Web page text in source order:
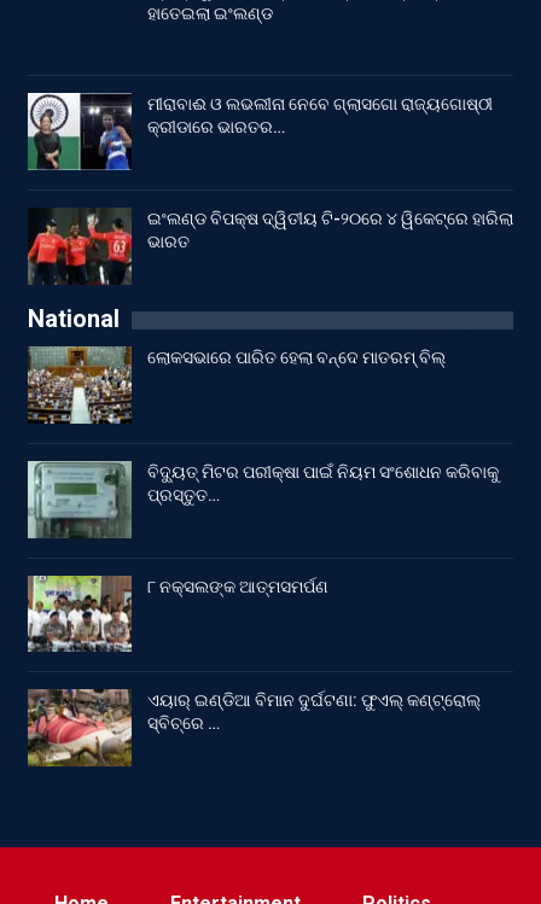
ହାତେଇଲା ଇଂଲଣ୍ଡ
ମୀରାବାଈ ଓ ଲଭଲୀନା ନେବେ ଗ୍ଲାସଗୋ ରାଜ୍ୟଗୋଷ୍ଠୀ
କ୍ରୀଡାରେ ଭାରତର…
ଇଂଲଣ୍ଡ ବିପକ୍ଷ ଦ୍ୱିତୀୟ ଟି-୨୦ରେ ୪ ୱିକେଟ୍‌ରେ ହାରିଲା
ଭାରତ
National
ଲୋକସଭାରେ ପାରିତ ହେଲା ବନ୍ଦେ ମାତରମ୍‌ ବିଲ୍‌
ବିଦ୍ୟୁତ୍ ମିଟର ପରୀକ୍ଷା ପାଇଁ ନିୟମ ସଂଶୋଧନ କରିବାକୁ
ପ୍ରସ୍ତୁତ…
୮ ନକ୍ସଲଙ୍କ ଆତ୍ମସମର୍ପଣ
ଏୟାର୍ ଇଣ୍ଡିଆ ବିମାନ ଦୁର୍ଘଟଣା: ଫୁଏଲ୍‌ କଣ୍ଟ୍ରୋଲ୍‌
ସ୍ବିଚ୍‌ରେ …